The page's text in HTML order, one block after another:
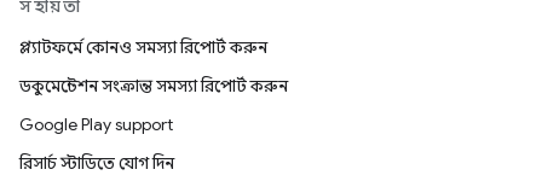
সহায়তা
প্ল্যাটফর্মে কোনও সমস্যা রিপোর্ট করুন
ডকুমেন্টেশন সংক্রান্ত সমস্যা রিপোর্ট করুন
Google Play support
রিসার্চ স্টাডিতে যোগ দিন